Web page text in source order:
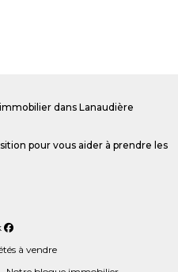
dans Lanaudière
pour vous aider à prendre les
à vendre